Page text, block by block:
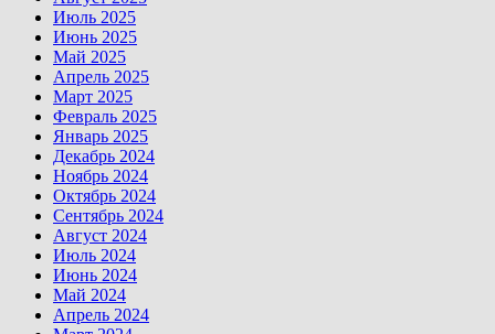
Июль 2025
Июнь 2025
Май 2025
Апрель 2025
Март 2025
Февраль 2025
Январь 2025
Декабрь 2024
Ноябрь 2024
Октябрь 2024
Сентябрь 2024
Август 2024
Июль 2024
Июнь 2024
Май 2024
Апрель 2024